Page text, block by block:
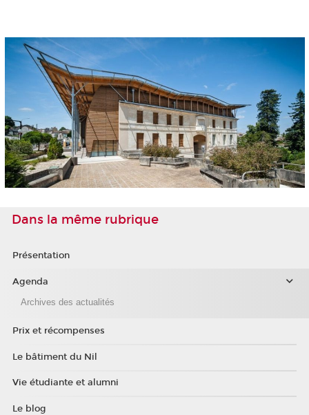
Dans la même rubrique
Présentation
Agenda
Archives des actualités
Prix et récompenses
Le bâtiment du Nil
Vie étudiante et alumni
Le blog